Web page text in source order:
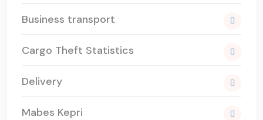
Business transport
Cargo Theft Statistics
Delivery
Mabes Kepri